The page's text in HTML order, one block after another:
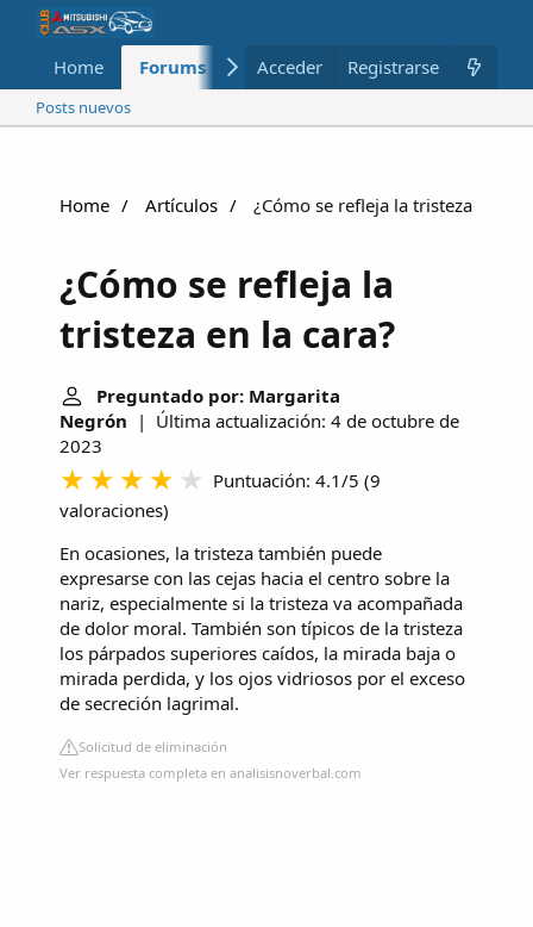
Home Forums Nuevo Miembros
Acceder Registrarse
Posts nuevos
Home Artículos ¿Cómo se refleja la tristeza en la
¿Cómo se refleja la
tristeza en la cara?
Preguntado por: Margarita
Negrón | Última actualización: 4 de octubre de
2023
Puntuación: 4.1/5 (9
valoraciones)
En ocasiones, la tristeza también puede
expresarse con las cejas hacia el centro sobre la
nariz, especialmente si la tristeza va acompañada
de dolor moral. También son típicos de la tristeza
los párpados superiores caídos, la mirada baja o
mirada perdida, y los ojos vidriosos por el exceso
de secreción lagrimal.
Solicitud de eliminación
Ver respuesta completa en analisisnoverbal.com